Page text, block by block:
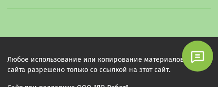
Любое использование или копирование материалов этого
сайта разрешено только со ссылкой на этот сайт.